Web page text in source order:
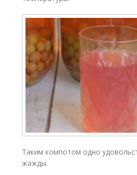
Таким компотом одно
жажды.